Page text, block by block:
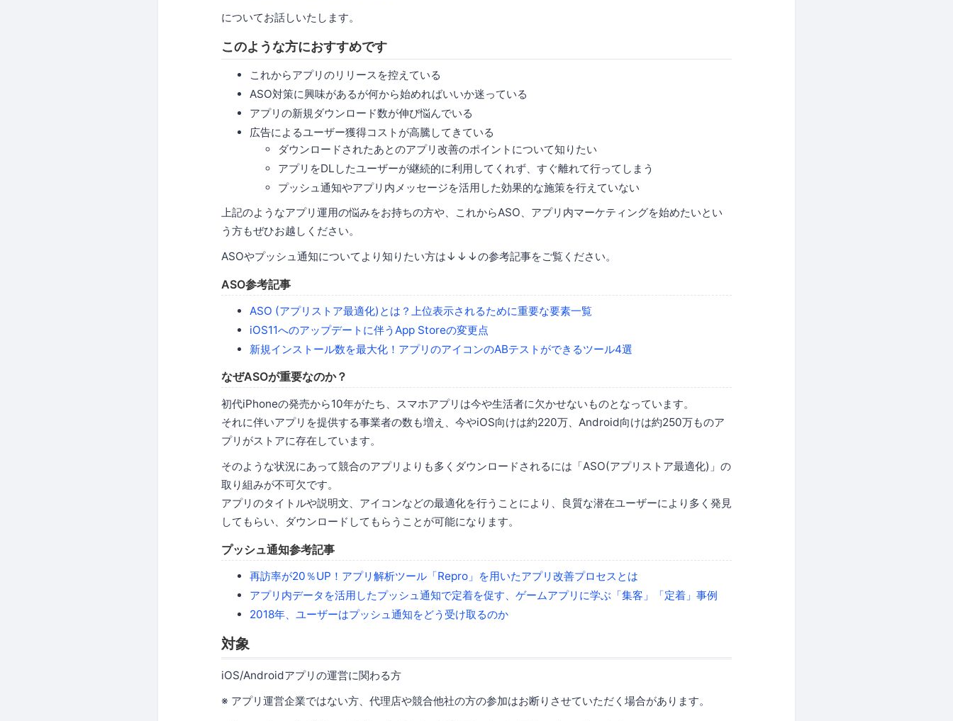
についてお話しいたします。
このような方におすすめです
これからアプリのリリースを控えている
ASO対策に興味があるが何から始めればいいか迷っている
アプリの新規ダウンロード数が伸び悩んでいる
広告によるユーザー獲得コストが高騰してきている
ダウンロードされたあとのアプリ改善のポイントについて知りたい
アプリをDLしたユーザーが継続的に利用してくれず、すぐ離れて行ってしまう
プッシュ通知やアプリ内メッセージを活用した効果的な施策を行えていない
上記のようなアプリ運用の悩みをお持ちの方や、これからASO、アプリ内マーケティングを始めたいとい
う方もぜひお越しください。
ASOやプッシュ通知についてより知りたい方は↓↓↓の参考記事をご覧ください。
ASO参考記事
ASO (アプリストア最適化)とは？上位表示されるために重要な要素一覧
iOS11へのアップデートに伴うApp Storeの変更点
新規インストール数を最大化！アプリのアイコンのABテストができるツール4選
なぜASOが重要なのか？
初代iPhoneの発売から10年がたち、スマホアプリは今や生活者に欠かせないものとなっています。
それに伴いアプリを提供する事業者の数も増え、今やiOS向けは約220万、Android向けは約250万ものア
プリがストアに存在しています。
そのような状況にあって競合のアプリよりも多くダウンロードされるには「ASO(アプリストア最適化)」の
取り組みが不可欠です。
アプリのタイトルや説明文、アイコンなどの最適化を行うことにより、良質な潜在ユーザーにより多く発見
してもらい、ダウンロードしてもらうことが可能になります。
プッシュ通知参考記事
再訪率が20％UP！アプリ解析ツール「Repro」を用いたアプリ改善プロセスとは
アプリ内データを活用したプッシュ通知で定着を促す、ゲームアプリに学ぶ「集客」「定着」事例
2018年、ユーザーはプッシュ通知をどう受け取るのか
対象
iOS/Androidアプリの運営に関わる方
※ アプリ運営企業ではない方、代理店や競合他社の方の参加はお断りさせていただく場合があります。